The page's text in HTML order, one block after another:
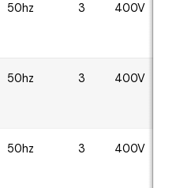
50hz 3 400V
50hz 3 400V
50hz 3 400V